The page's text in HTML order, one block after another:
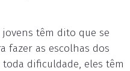
têm dito que se
fazer as escolhas dos
dificuldade, eles têm